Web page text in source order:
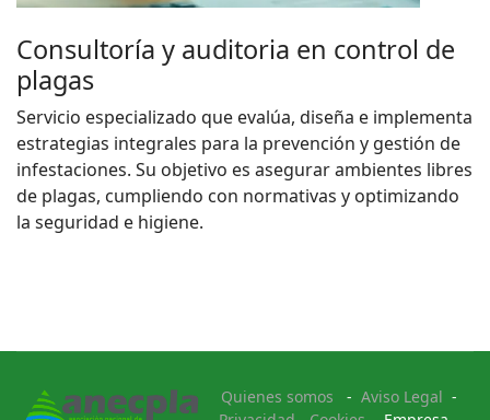
Consultoría y auditoria en control de
plagas
Servicio especializado que evalúa, diseña e implementa
estrategias integrales para la prevención y gestión de
infestaciones. Su objetivo es asegurar ambientes libres
de plagas, cumpliendo con normativas y optimizando
la seguridad e higiene.
Quienes somos - Aviso Legal -